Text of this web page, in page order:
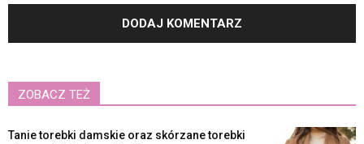
ZOBACZ TEŻ
Tanie torebki damskie oraz skórzane torebki